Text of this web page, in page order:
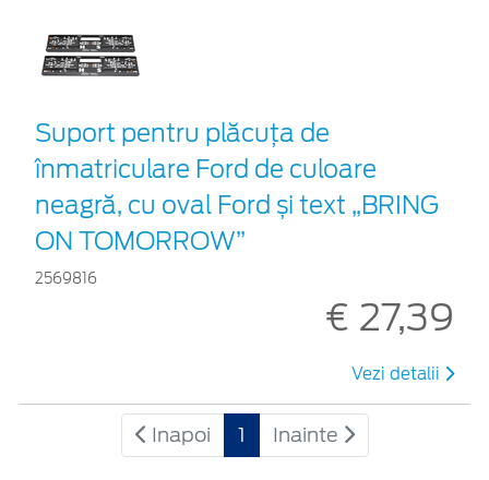
Suport pentru plăcuța de
înmatriculare Ford de culoare
neagră, cu oval Ford și text „BRING
ON TOMORROW”
2569816
€ 27,39
Vezi detalii
Inapoi 1 Inainte